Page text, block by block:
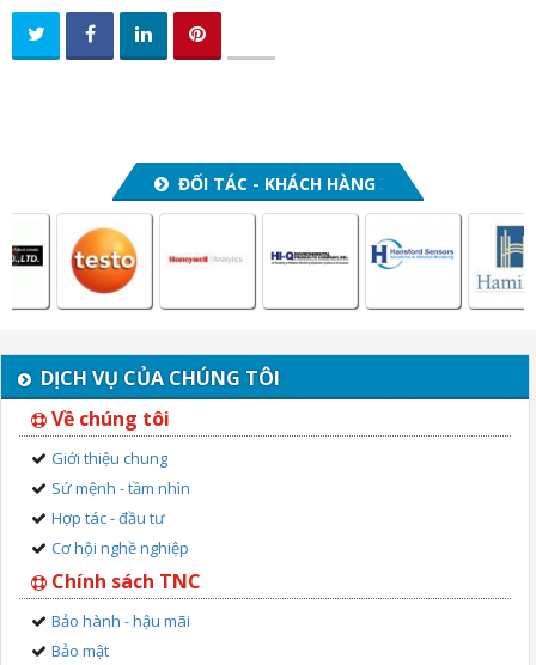
ĐỐI TÁC - KHÁCH HÀNG
DỊCH VỤ CỦA CHÚNG TÔI
Về chúng tôi
Giới thiệu chung
Sứ mệnh - tầm nhìn
Hợp tác - đầu tư
Cơ hội nghề nghiệp
Chính sách TNC
Bảo hành - hậu mãi
Bảo mật